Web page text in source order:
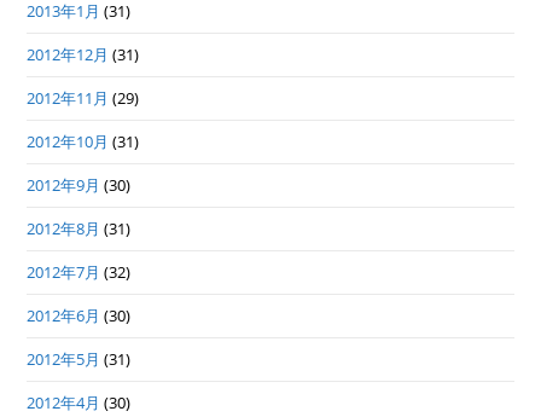
2013年1月 (31)
2012年12月 (31)
2012年11月 (29)
2012年10月 (31)
2012年9月 (30)
2012年8月 (31)
2012年7月 (32)
2012年6月 (30)
2012年5月 (31)
2012年4月 (30)